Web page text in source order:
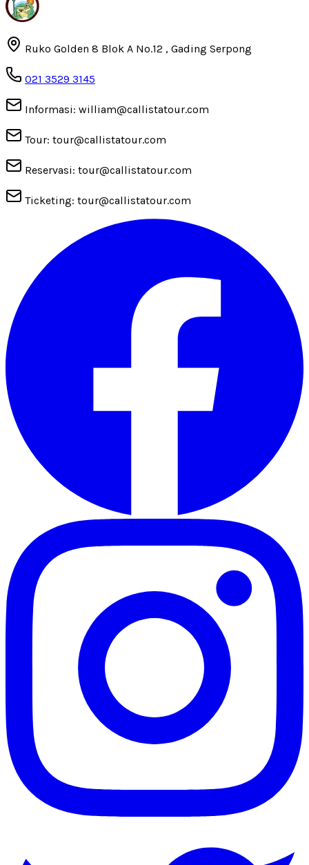
Ruko Golden 8 Blok A No.12 , Gading Serpong
021 3529 3145
Informasi: william@callistatour.com
Tour: tour@callistatour.com
Reservasi: tour@callistatour.com
Ticketing: tour@callistatour.com